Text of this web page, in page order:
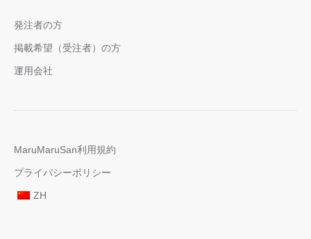
発注者の方
掲載希望（受注者）の方
運用会社
MaruMaruSan利用規約
プライバシーポリシー
ZH